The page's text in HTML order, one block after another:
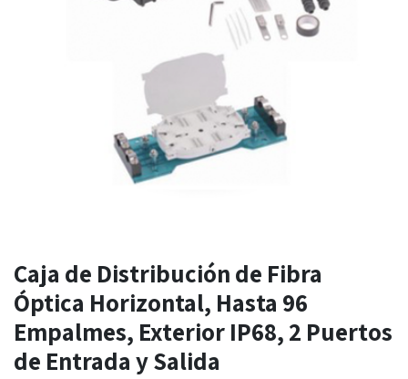
Caja de Distribución de Fibra
Óptica Horizontal, Hasta 96
Empalmes, Exterior IP68, 2 Puertos
de Entrada y Salida